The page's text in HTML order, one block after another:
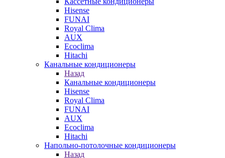
Hisense
FUNAI
Royal Clima
AUX
Ecoclima
Hitachi
Канальные кондиционеры
Назад
Канальные кондиционеры
Hisense
Royal Clima
FUNAI
AUX
Ecoclima
Hitachi
Напольно-потолочные кондиционеры
Назад